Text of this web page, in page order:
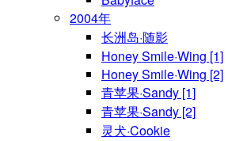
2004年
长洲岛·随影
Honey Smile·Wing [1]
Honey Smile·Wing [2]
青苹果·Sandy [1]
青苹果·Sandy [2]
灵犬·Cookie